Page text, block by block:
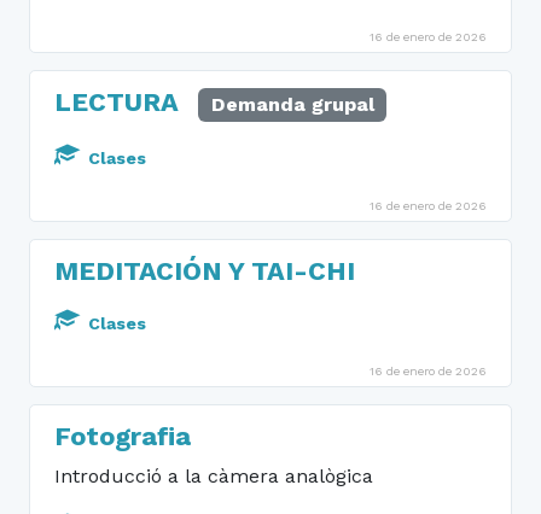
16 de enero de 2026
LECTURA Demanda grupal
Clases
16 de enero de 2026
MEDITACIÓN Y TAI-CHI
Clases
16 de enero de 2026
Fotografia
Introducció a la càmera analògica